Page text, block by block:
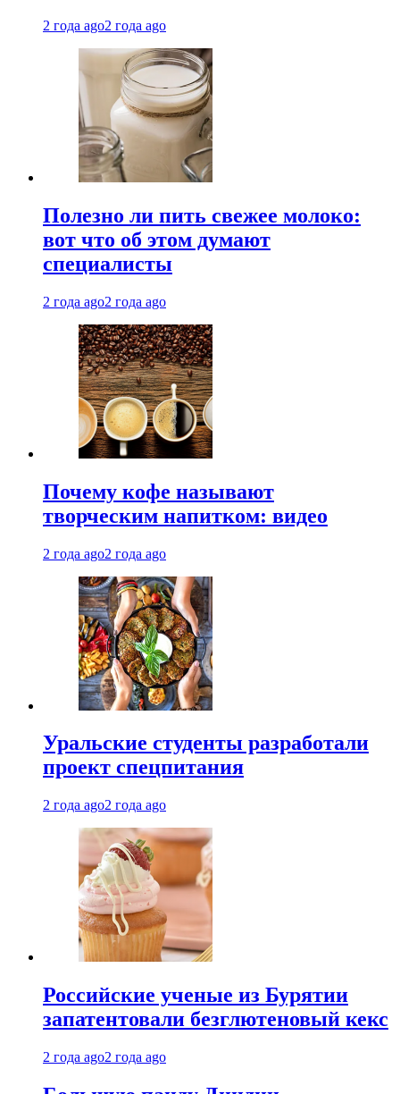
2 года ago2 года ago
Полезно ли пить свежее молоко:
вот что об этом думают
специалисты
2 года ago2 года ago
Почему кофе называют
творческим напитком: видео
2 года ago2 года ago
Уральские студенты разработали
проект спецпитания
2 года ago2 года ago
Российские ученые из Бурятии
запатентовали безглютеновый кекс
2 года ago2 года ago